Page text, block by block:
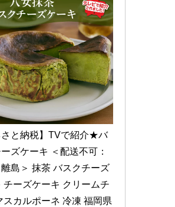
さと納税】TVで紹介★バ
ズケーキ ＜配送不可：
島＞ 抹茶 バスクチーズ
チーズケーキ クリームチ
スカルポーネ 冷凍 福岡県